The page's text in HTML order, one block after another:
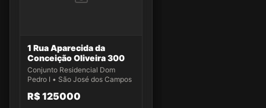
1 Rua Aparecida da
Conceição Oliveira 300
Conjunto Residencial Dom
Pedro I • São José dos Campos
R$ 125000